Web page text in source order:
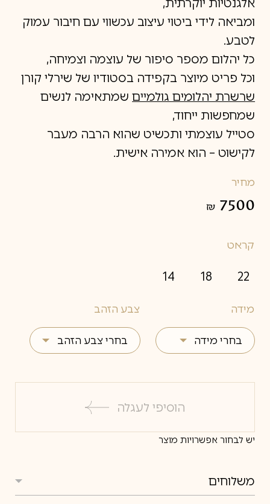
אלגנטיות יוקרתית,
ומביאה לידי ביטוי עיצוב עכשווי עם חיבור עמוק
לטבע.
כל יהלום מספר סיפור של עוצמה וצמיחה,
וכל פריט מיוצר בקפידה בסטודיו של שירלי קורן
שרשרת יהלומים גולמייםשמתאימה לנשים
שמחפשות ייחוד,
סטייל עוצמתי ותכשיט שהוא הרבה מעבר
לקישוט – הוא אמירה אישית.
מחיר
₪ 7500
קראט
22
18
14
מידה
בחרי מידה
4
5
6
6.5
צבע הזהב
בחרי צבע הזהב
צהוב
לבן
אדום
הוסיפי לעגלה
יש לבחור אפשרויות מוצר
משלוחים